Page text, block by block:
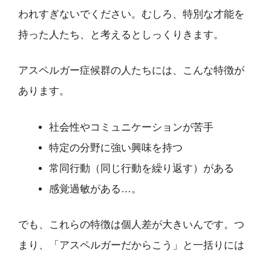
われすぎないでください。むしろ、特別な才能を
持った人たち、と考えるとしっくりきます。
アスペルガー症候群の人たちには、こんな特徴が
あります。
社会性やコミュニケーションが苦手
特定の分野に強い興味を持つ
常同行動（同じ行動を繰り返す）がある
感覚過敏がある…。
でも、これらの特徴は個人差が大きいんです。つ
まり、「アスペルガーだからこう」と一括りには